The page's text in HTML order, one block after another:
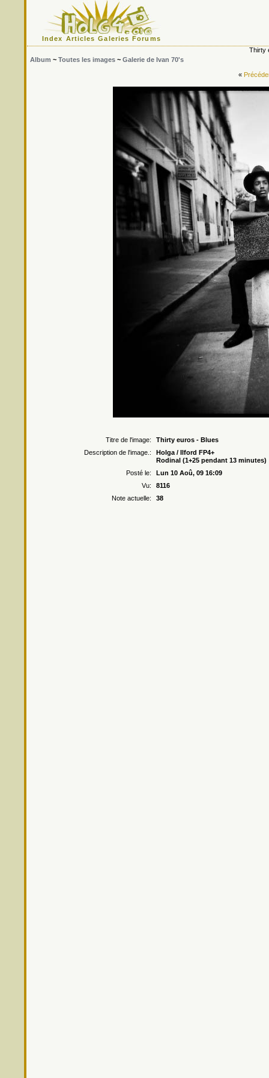
Index Articles Galeries Forums
Thirty
Album ~ Toutes les images ~ Galerie de Ivan 70's
«
Titre de l'image:
Thirty euros - Blues
Description de l'image.:
Holga / Ilford FP4+
Rodinal (1+25 pendant 13 minutes)
Posté le:
Lun 10 Aoû, 09 16:09
Vu:
8116
Note actuelle:
38